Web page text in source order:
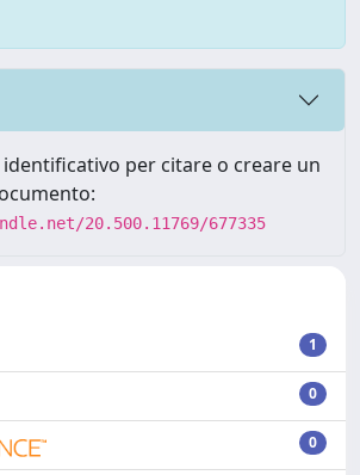
per citare o creare un
20.500.11769/677335
1
0
0